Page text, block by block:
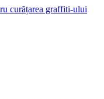
curățarea graffiti-ului